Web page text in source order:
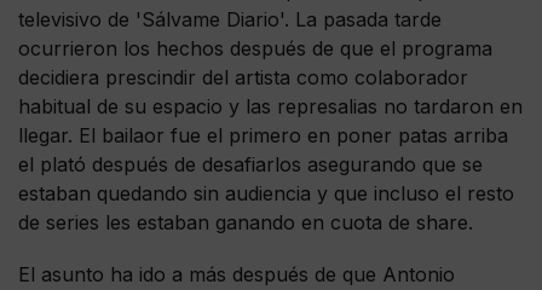
televisivo de 'Sálvame Diario'. La pasada tarde
ocurrieron los hechos después de que el programa
decidiera prescindir del artista como colaborador
habitual de su espacio y las represalias no tardaron en
llegar. El bailaor fue el primero en poner patas arriba
el plató después de desafiarlos asegurando que se
estaban quedando sin audiencia y que incluso el resto
de series les estaban ganando en cuota de share.
El asunto ha ido a más después de que Antonio